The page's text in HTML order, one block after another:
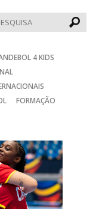
4 KIDS
FORMAÇÃO